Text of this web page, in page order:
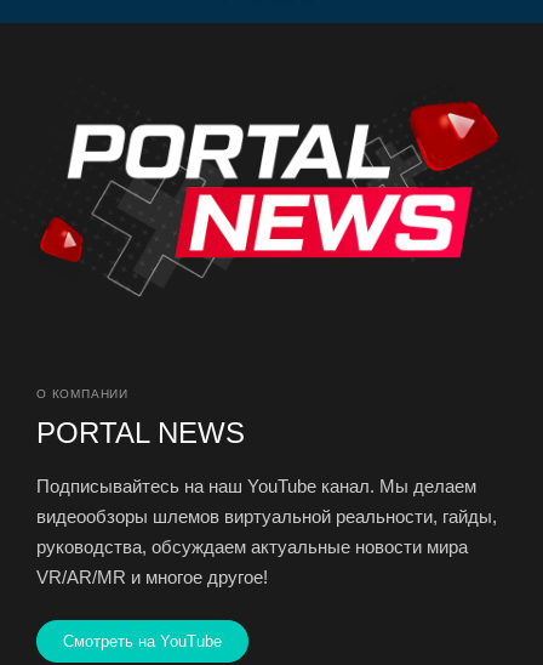
О КОМПАНИИ
PORTAL NEWS
Подписывайтесь на наш YouTube канал. Мы делаем
видеообзоры шлемов виртуальной реальности, гайды,
руководства, обсуждаем актуальные новости мира
VR/AR/MR и многое другое!
Смотреть на YouTube